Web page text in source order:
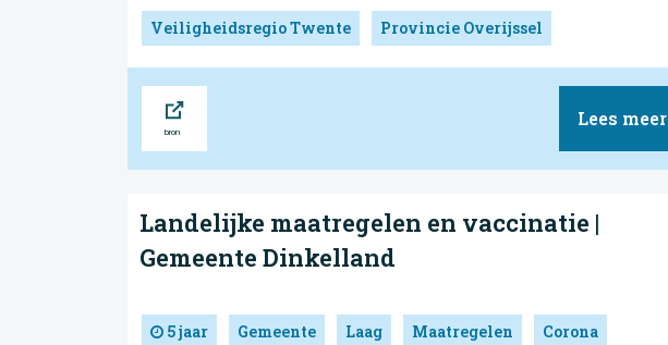
Veiligheidsregio Twente Provincie Overijssel
Lees meer
Landelijke maatregelen en vaccinatie |
Gemeente Dinkelland
5 jaar Gemeente Laag Maatregelen Corona